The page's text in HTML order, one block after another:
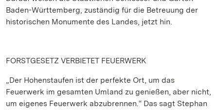
Baden-Württemberg, zuständig für die Betreuung der
historischen Monumente des Landes, jetzt hin.
FORSTGESETZ VERBIETET FEUERWERK
„Der Hohenstaufen ist der perfekte Ort, um das
Feuerwerk im gesamten Umland zu genießen, aber nicht,
um eigenes Feuerwerk abzubrennen.“ Das sagt Stephan